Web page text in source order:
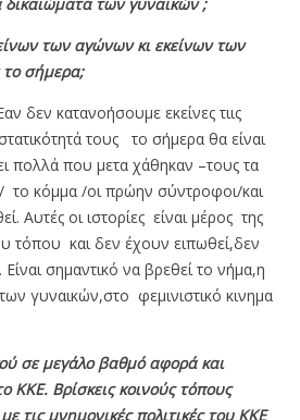
των αγώνων κι εκείνων των
το σήμερα;
δεν κατανοήσουμε εκείνες τιις
τους το σήμερα θα είναι
πολλά που μετα χάθηκαν –τους τα
το κόμμα /οι πρώην σύντροφοι/και
Αυτές οι ιστορίες είναι μέρος της
τόπου και δεν έχουν ειπωθεί,δεν
σημαντικό να βρεθεί το νήμα,η
γυναικών,στο φεμινιστικό κινημα
σε μεγάλο βαθμό αφορά και
ΚΚΕ. Βρίσκεις κοινούς τόπους
τις μνημονικές πολιτικές του ΚΚΕ